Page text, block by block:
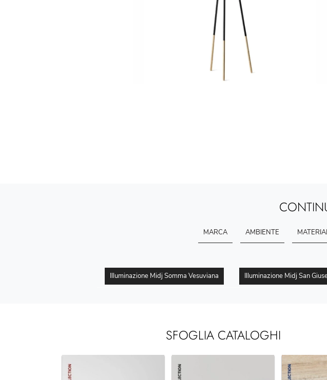
MARCA AMBIENTE
Illuminazione Midj Somma Vesuviana Illuminazione Midj San
SFOGLIA CATALOGHI